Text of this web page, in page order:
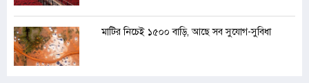
মাটির নিচেই ১৫০০ বাড়ি, আছে সব সুযোগ-সুবিধা